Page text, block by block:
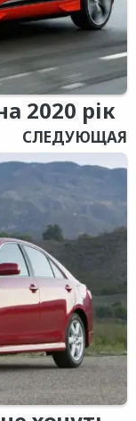
2020 рік
СЛЕДУЮЩАЯ